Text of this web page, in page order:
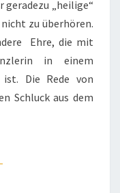
„heilige“
zu überhören.
Ehre, die mit
in einem
ist. Die Rede von
Schluck aus dem